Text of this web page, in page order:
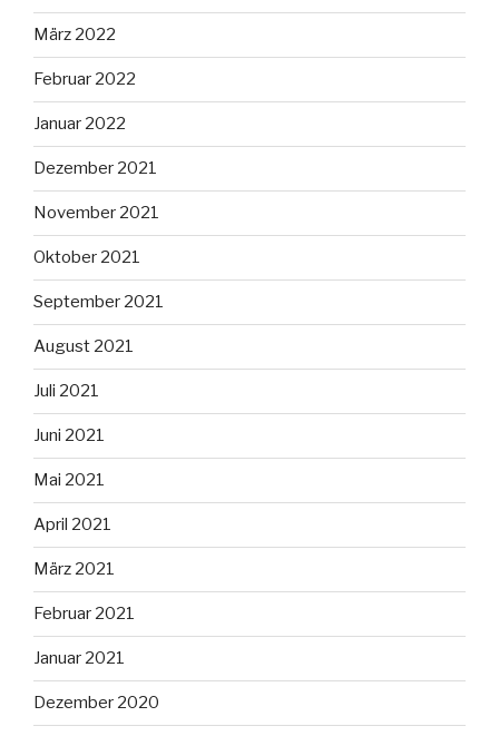
März 2022
Februar 2022
Januar 2022
Dezember 2021
November 2021
Oktober 2021
September 2021
August 2021
Juli 2021
Juni 2021
Mai 2021
April 2021
März 2021
Februar 2021
Januar 2021
Dezember 2020